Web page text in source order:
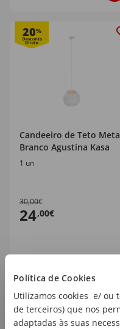
Política de Cookies
Utilizamos cookies e/ ou
de terceiros) que nos
adaptadas às suas
20%
Candeeiro de Teto
Branco Agustina Kasa
1 un
30,00€
24,00€
25